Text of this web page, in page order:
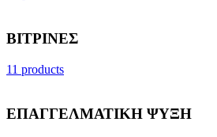
ΒΙΤΡΙΝΕΣ
11 products
ΕΠΑΓΓΕΛΜΑΤΙΚΗ ΨΥΞΗ